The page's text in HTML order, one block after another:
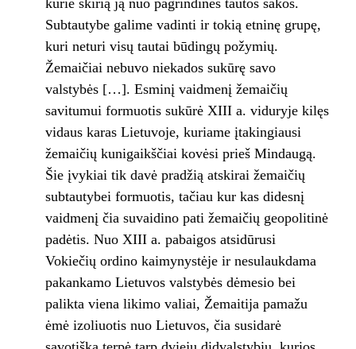
kurie skirią ją nuo pagrindinės tautos šakos.
Subtautybe galime vadinti ir tokią etninę grupę,
kuri neturi visų tautai būdingų požymių.
Žemaičiai nebuvo niekados sukūrę savo
valstybės […]. Esminį vaidmenį žemaičių
savitumui formuotis sukūrė XIII a. viduryje kilęs
vidaus karas Lietuvoje, kuriame įtakingiausi
žemaičių kunigaikščiai kovėsi prieš Mindaugą.
Šie įvykiai tik davė pradžią atskirai žemaičių
subtautybei formuotis, tačiau kur kas didesnį
vaidmenį čia suvaidino pati žemaičių geopolitinė
padėtis. Nuo XIII a. pabaigos atsidūrusi
Vokiečių ordino kaimynystėje ir nesulaukdama
pakankamo Lietuvos valstybės dėmesio bei
palikta viena likimo valiai, Žemaitija pamažu
ėmė izoliuotis nuo Lietuvos, čia susidarė